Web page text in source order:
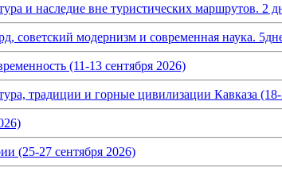
и наследие вне туристических маршрутов. 2
советский модернизм и современная наука.
(11-13 сентября 2026)
традиции и горные цивилизации Кавказа (18-
(25-27 сентября 2026)